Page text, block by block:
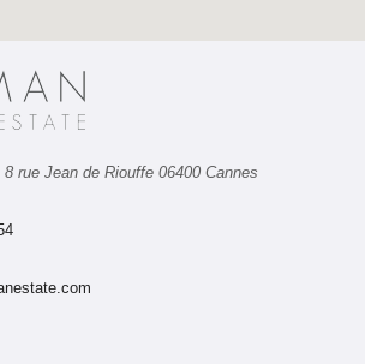
rue Jean de Riouffe 06400 Cannes